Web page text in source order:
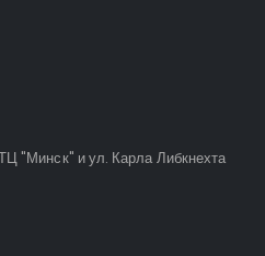
"Минск" и ул. Карла Либкнехта